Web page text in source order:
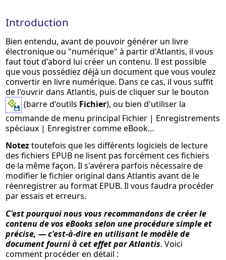
Introduction
Bien entendu, avant de pouvoir générer un livre
électronique ou "numérique" à partir d'Atlantis, il vous
faut tout d'abord lui créer un contenu. Il est possible
que vous possédiez déjà un document que vous voulez
convertir en livre numérique. Dans ce cas, il vous suffit
de l'ouvrir dans Atlantis, puis de cliquer sur le bouton
(barre d'outils Fichier), ou bien d'utiliser la
commande de menu principal Fichier | Enregistrements
spéciaux | Enregistrer comme eBook…
Noteztoutefois que les différents logiciels de lecture
des fichiers EPUB ne lisent pas forcément ces fichiers
de la même façon. Il s'avérera parfois nécessaire de
modifier le fichier original dans Atlantis avant de le
réenregistrer au format EPUB. Il vous faudra procéder
par essais et erreurs.
C'est pourquoi nous vous recommandons de créer le
contenu de vos eBooks selon une procédure simple et
précise, — c'est-à-dire en utilisant le modèle de
document fourni à cet effet par Atlantis. Voici
comment procéder en détail :